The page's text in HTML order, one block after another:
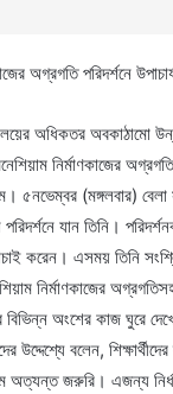
অগ্রগতি পরিদর্শনে
অধিকতর অবকাঠামো
নির্মাণকাজের
৫নভেম্বর (মঙ্গলবার) বেলা
যান তিনি।
করেন। এসময় তিনি
নির্মাণকাজের
বিভিন্ন অংশের কাজ ঘুরে
উদ্দেশ্যে বলেন,
অত্যন্ত জরুরি। এজন্য